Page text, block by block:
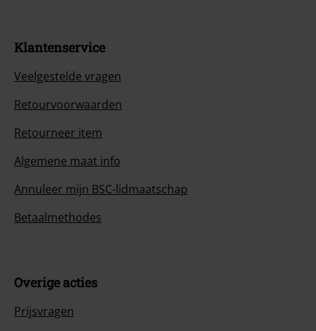
Klantenservice
Veelgestelde vragen
Retourvoorwaarden
Retourneer item
Algemene maat info
Annuleer mijn BSC-lidmaatschap
Betaalmethodes
Overige acties
Prijsvragen